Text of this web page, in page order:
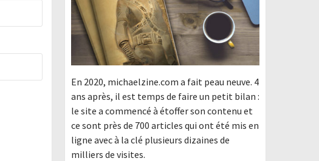
En 2020, michaelzine.com a fait peau neuve. 4
ans après, il est temps de faire un petit bilan :
le site a commencé à étoffer son contenu et
ce sont près de 700 articles qui ont été mis en
ligne avec à la clé plusieurs dizaines de
milliers de visites.